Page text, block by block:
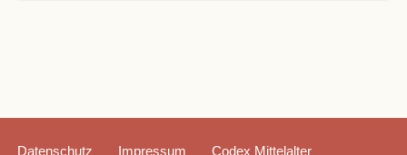
Datenschutz Impressum Codex Mittelalter